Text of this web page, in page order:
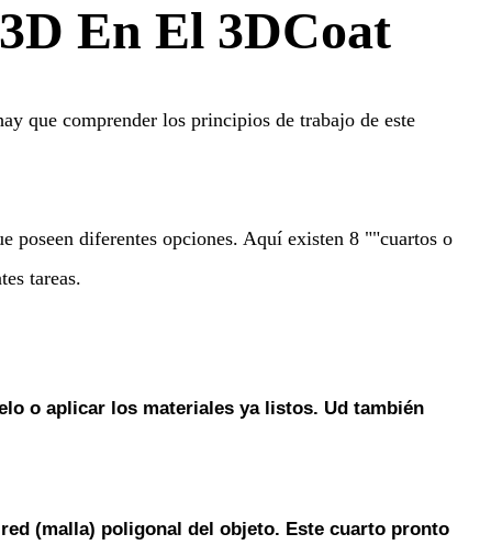
En El 3DCoat
que comprender los principios de trabajo de este
poseen diferentes opciones. Aquí existen 8 ""cuartos o
tareas.
o aplicar los materiales ya listos. Ud también
(malla) poligonal del objeto. Este cuarto pronto